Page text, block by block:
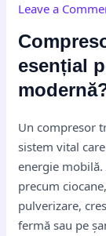
Leave a
esențial
Un compresor
sistem vital
energie mobilă.
precum
pulverizare,
fermă sau pe